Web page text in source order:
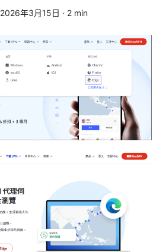
2026年3月15日 · 2 min